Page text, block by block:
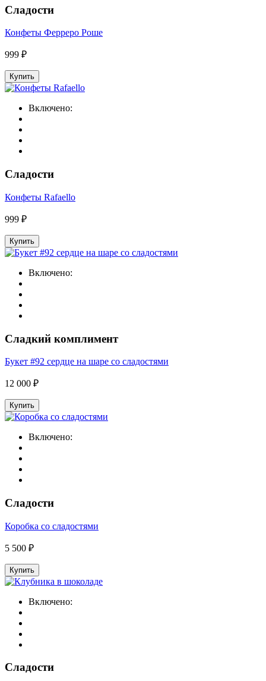
Сладости
Конфеты Ферреро Роше
999 ₽
Купить
Включено:
Сладости
Конфеты Rafaello
999 ₽
Купить
Включено:
Сладкий комплимент
Букет #92 сердце на шаре со сладостями
12 000 ₽
Купить
Включено:
Сладости
Коробка со сладостями
5 500 ₽
Купить
Включено:
Сладости